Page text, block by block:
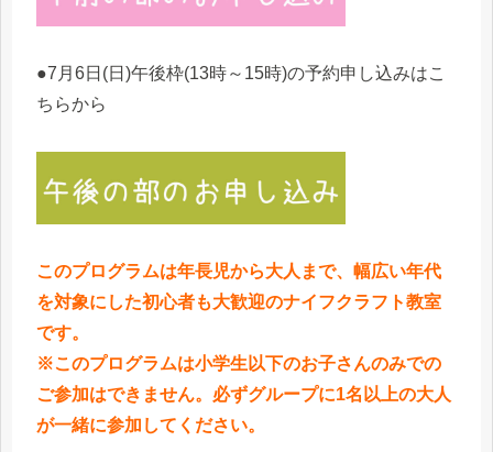
●7月6日(日)午後枠(13時～15時)の予約申し込みはこ
ちらから
このプログラムは年長児から大人まで、幅広い年代
を対象にした初心者も大歓迎のナイフクラフト教室
です。
※このプログラムは小学生以下のお子さんのみでの
ご参加はできません。必ずグループに1名以上の大人
が一緒に参加してください。